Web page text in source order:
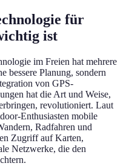
für
ist
im Freien hat mehrere
bessere Planung, sondern
von GPS-
hat die Art und Weise,
revolutioniert. Laut
Enthusiasten mobile
Radfahren und
Zugriff auf Karten,
Netzwerke, die den